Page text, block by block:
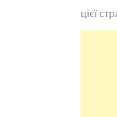
цієї